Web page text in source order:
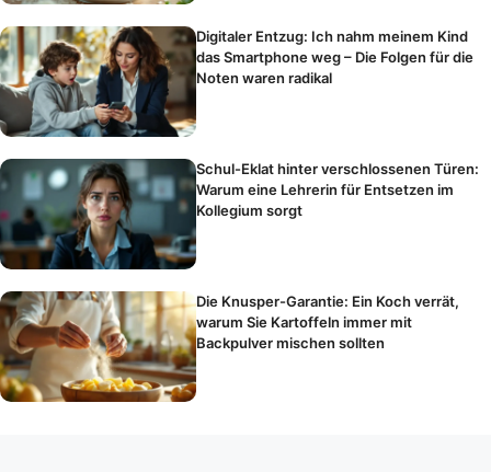
Digitaler Entzug: Ich nahm meinem Kind
das Smartphone weg – Die Folgen für die
Noten waren radikal
Schul-Eklat hinter verschlossenen Türen:
Warum eine Lehrerin für Entsetzen im
Kollegium sorgt
Die Knusper-Garantie: Ein Koch verrät,
warum Sie Kartoffeln immer mit
Backpulver mischen sollten